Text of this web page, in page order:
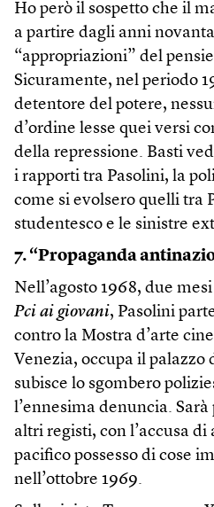
Ho però il sospetto che il
a partire dagli anni
“appropriazioni” del
Sicuramente, nel periodo
detentore del potere,
d’ordine lesse quei versi
della repressione. Basti
i rapporti tra Pasolini, la
come si evolsero quelli tra
studentesco e le sinistre
7. “Propaganda
Nell’agosto 1968, due
Pci ai giovani, Pasolini
contro la Mostra d’arte
Venezia, occupa il palazzo
subisce lo sgombero
l’ennesima denuncia.
altri registi, con l’accusa
pacifico possesso di cose
nell’ottobre 1969.